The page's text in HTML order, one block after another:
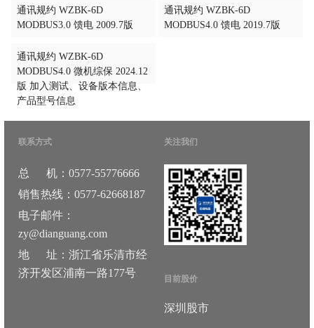
通讯规约 WZBK-6D
MODBUS3.0 馈电 2009.7版
通讯规约 WZBK-6D
MODBUS4.0 馈电 2019.7版
通讯规约 WZBK-6D
MODBUS4.0 微机综保 2024.12
版 加入测试、设备版本信息、
产品型号信息
联系方式
总 机：0577-55776666
销售热线：0577-62668187
电子邮件：
zy@dianguang.com
地 址：浙江省乐清市经
济开发区浦南一路177号
关注我们
目前股价
深圳股市